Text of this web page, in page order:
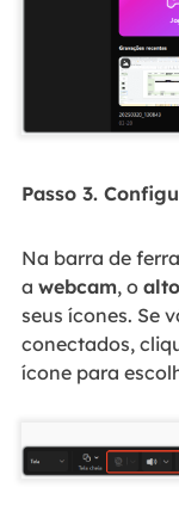
Passo 3.
Na barra de
a webcam, o
seus ícones. Se
conectados,
ícone para